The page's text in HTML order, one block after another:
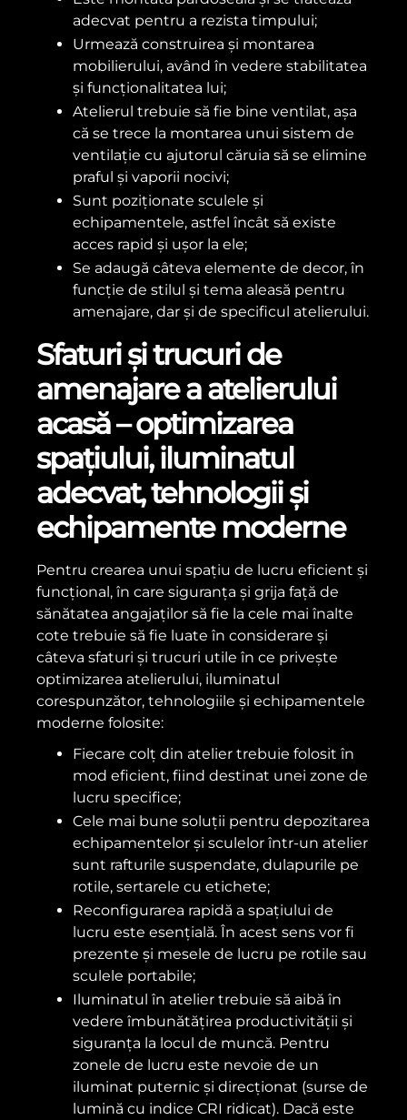
adecvat pentru a rezista timpului;
Urmează construirea și montarea
mobilierului, având în vedere stabilitatea
și funcționalitatea lui;
Atelierul trebuie să fie bine ventilat, așa
că se trece la montarea unui sistem de
ventilație cu ajutorul căruia să se elimine
praful și vaporii nocivi;
Sunt poziționate sculele și
echipamentele, astfel încât să existe
acces rapid și ușor la ele;
Se adaugă câteva elemente de decor, în
funcție de stilul și tema aleasă pentru
amenajare, dar și de specificul atelierului.
Sfaturi și trucuri de
amenajare a atelierului
acasă – optimizarea
spațiului, iluminatul
adecvat, tehnologii și
echipamente moderne
Pentru crearea unui spațiu de lucru eficient și
funcțional, în care siguranța și grija față de
sănătatea angajaților să fie la cele mai înalte
cote trebuie să fie luate în considerare și
câteva sfaturi și trucuri utile în ce privește
optimizarea atelierului, iluminatul
corespunzător, tehnologiile și echipamentele
moderne folosite:
Fiecare colț din atelier trebuie folosit în
mod eficient, fiind destinat unei zone de
lucru specifice;
Cele mai bune soluții pentru depozitarea
echipamentelor și sculelor într-un atelier
sunt rafturile suspendate, dulapurile pe
rotile, sertarele cu etichete;
Reconfigurarea rapidă a spațiului de
lucru este esențială. În acest sens vor fi
prezente și mesele de lucru pe rotile sau
sculele portabile;
Iluminatul în atelier trebuie să aibă în
vedere îmbunătățirea productivității și
siguranța la locul de muncă. Pentru
zonele de lucru este nevoie de un
iluminat puternic și direcționat (surse de
lumină cu indice CRI ridicat). Dacă este